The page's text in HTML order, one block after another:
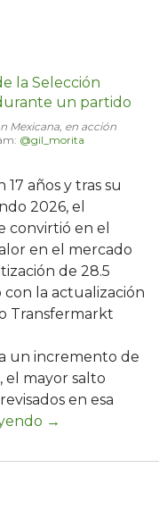
Mexicana, en acción
@gil_morita
años y tras su
2026, el
convirtió en el
en el mercado
de 28.5
la actualización
Transfermarkt
un incremento de
el mayor salto
en esa